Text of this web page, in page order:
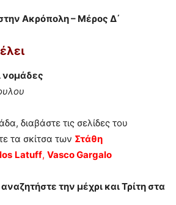
Ακρόπολη – Μέρος Δ΄
νομάδες
διαβάστε τις σελίδες του
τα σκίτσα των Στάθη
Latuff, VascoGargalo
αναζητήστε την μέχρι και Τρίτη στα